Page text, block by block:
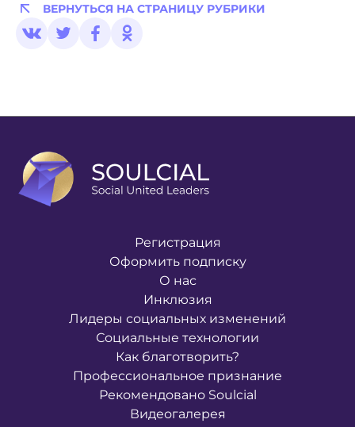
ВЕРНУТЬСЯ НА СТРАНИЦУ РУБРИКИ
Регистрация
Оформить подписку
О нас
Инклюзия
Лидеры социальных изменений
Социальные технологии
Как благотворить?
Профессиональное признание
Рекомендовано Soulcial
Видеогалерея